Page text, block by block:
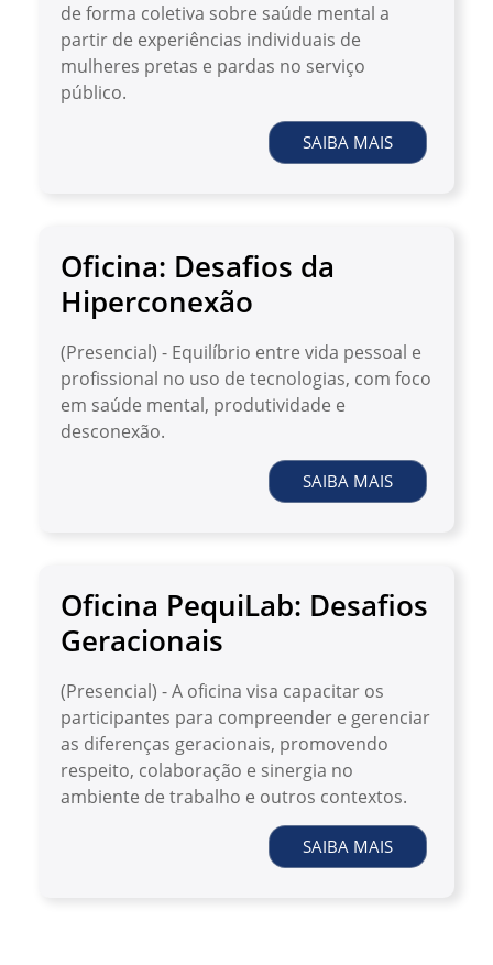
de forma coletiva sobre saúde mental a
partir de experiências individuais de
mulheres pretas e pardas no serviço
público.
SAIBA MAIS
Oficina: Desafios da
Hiperconexão
(Presencial) - Equilíbrio entre vida pessoal e
profissional no uso de tecnologias, com foco
em saúde mental, produtividade e
desconexão.
SAIBA MAIS
Oficina PequiLab: Desafios
Geracionais
(Presencial) - A oficina visa capacitar os
participantes para compreender e gerenciar
as diferenças geracionais, promovendo
respeito, colaboração e sinergia no
ambiente de trabalho e outros contextos.
SAIBA MAIS